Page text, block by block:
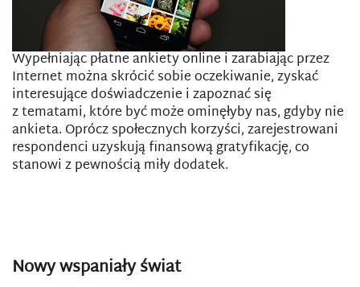
Wypełniając płatne ankiety online i zarabiając przez
Internet można skrócić sobie oczekiwanie, zyskać
interesujące doświadczenie i zapoznać się
z tematami, które być może ominęłyby nas, gdyby nie
ankieta. Oprócz społecznych korzyści, zarejestrowani
respondenci uzyskują finansową gratyfikację, co
stanowi z pewnością miły dodatek.
Nowy wspaniały świat